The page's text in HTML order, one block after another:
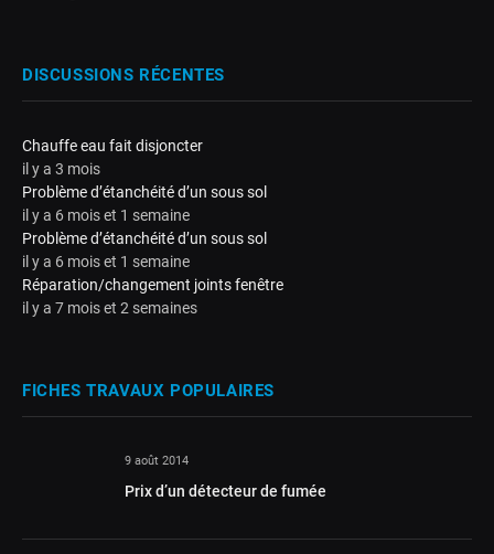
DISCUSSIONS RÉCENTES
Chauffe eau fait disjoncter
il y a 3 mois
Problème d’étanchéité d’un sous sol
il y a 6 mois et 1 semaine
Problème d’étanchéité d’un sous sol
il y a 6 mois et 1 semaine
Réparation/changement joints fenêtre
il y a 7 mois et 2 semaines
FICHES TRAVAUX POPULAIRES
9 août 2014
Prix d’un détecteur de fumée